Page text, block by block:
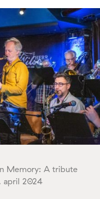
Memory: A tribute
april 2024